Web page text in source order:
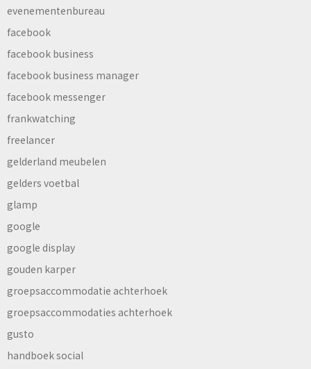
evenementenbureau
facebook
facebook business
facebook business manager
facebook messenger
frankwatching
freelancer
gelderland meubelen
gelders voetbal
glamp
google
google display
gouden karper
groepsaccommodatie achterhoek
groepsaccommodaties achterhoek
gusto
handboek social